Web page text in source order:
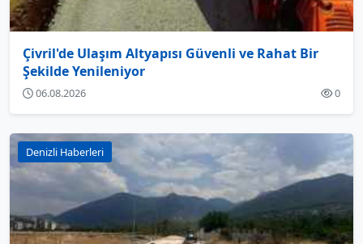
Çivril'de Ulaşım Altyapısı Güvenli ve Rahat Bir
Şekilde Yenileniyor
06.08.2026 0
Denizli Haberleri